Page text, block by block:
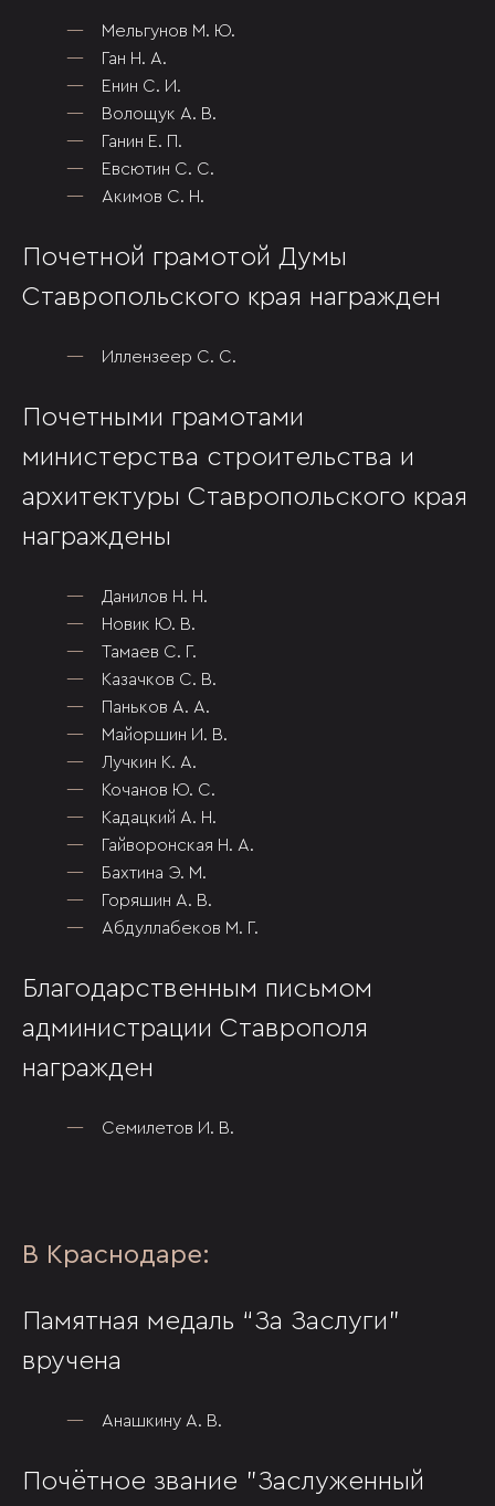
Мельгунов М. Ю.
Ган Н. А.
Енин С. И.
Волощук А. В.
Ганин Е. П.
Евсютин С. С.
Акимов С. Н.
Почетной грамотой Думы
Ставропольского края награжден
Иллензеер С. С.
Почетными грамотами
министерства строительства и
архитектуры Ставропольского края
награждены
Данилов Н. Н.
Новик Ю. В.
Тамаев С. Г.
Казачков С. В.
Паньков А. А.
Майоршин И. В.
Лучкин К. А.
Кочанов Ю. С.
Кадацкий А. Н.
Гайворонская Н. А.
Бахтина Э. М.
Горяшин А. В.
Абдуллабеков М. Г.
Благодарственным письмом
администрации Ставрополя
награжден
Семилетов И. В.
В Краснодаре:
Памятная медаль “За Заслуги”
вручена
Анашкину А. В.
Почётное звание "Заслуженный